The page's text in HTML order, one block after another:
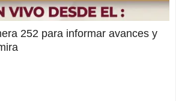
252 para informar avances y